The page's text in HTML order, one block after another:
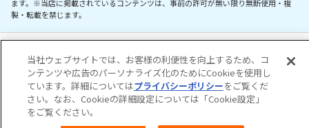
ます。※当店に掲載されているコンテンツは、事前の許可が無い限り無断使用・複
製・転載を禁じます。
当社ウェブサイトでは、お客様の利便性を向上するため、コ
ンテンツや広告のパーソナライズ化のためにCookieを使用し
ています。詳細についてはプライバシーポリシーをご覧くだ
さい。なお、Cookieの詳細設定については「Cookie設定」
をご覧ください。